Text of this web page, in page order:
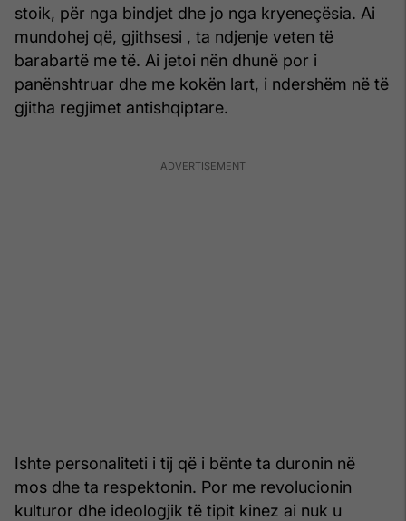
stoik, për nga bindjet dhe jo nga kryeneçësia. Ai
mundohej që, gjithsesi , ta ndjenje veten të
barabartë me të. Ai jetoi nën dhunë por i
panënshtruar dhe me kokën lart, i ndershëm në të
gjitha regjimet antishqiptare.
Ishte personaliteti i tij që i bënte ta duronin në
mos dhe ta respektonin. Por me revolucionin
kulturor dhe ideologjik të tipit kinez ai nuk u